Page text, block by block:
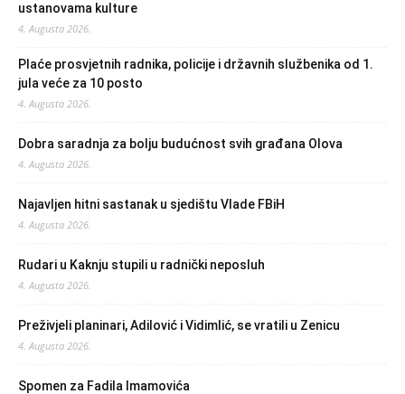
ustanovama kulture
4. Augusta 2026.
Plaće prosvjetnih radnika, policije i državnih službenika od 1.
jula veće za 10 posto
4. Augusta 2026.
Dobra saradnja za bolju budućnost svih građana Olova
4. Augusta 2026.
Najavljen hitni sastanak u sjedištu Vlade FBiH
4. Augusta 2026.
Rudari u Kaknju stupili u radnički neposluh
4. Augusta 2026.
Preživjeli planinari, Adilović i Vidimlić, se vratili u Zenicu
4. Augusta 2026.
Spomen za Fadila Imamovića